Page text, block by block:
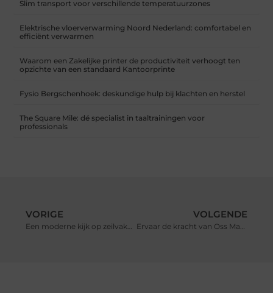
Slim transport voor verschillende temperatuurzones
Elektrische vloerverwarming Noord Nederland: comfortabel en
efficiënt verwarmen
Waarom een Zakelijke printer de productiviteit verhoogt ten
opzichte van een standaard Kantoorprinte
Fysio Bergschenhoek: deskundige hulp bij klachten en herstel
The Square Mile: dé specialist in taaltrainingen voor
professionals
VORIGE
Een moderne kijk op zeilvakanties
VOLGENDE
Ervaar de kracht van Oss Massage voor lichaam en geest